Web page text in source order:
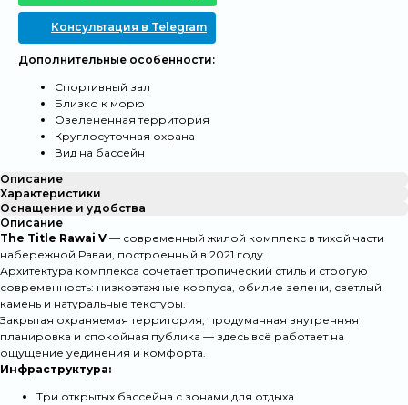
Консультация в Telegram
Дополнительные особенности:
Спортивный зал
Близко к морю
Озелененная территория
Круглосуточная охрана
Вид на бассейн
Описание
Характеристики
Оснащение и удобства
Описание
The Title Rawai V — современный жилой комплекс в тихой части
набережной Раваи, построенный в 2021 году.
Архитектура комплекса сочетает тропический стиль и строгую
современность: низкоэтажные корпуса, обилие зелени, светлый
камень и натуральные текстуры.
Закрытая охраняемая территория, продуманная внутренняя
планировка и спокойная публика — здесь всё работает на
ощущение уединения и комфорта.
Инфраструктура:
Три открытых бассейна с зонами для отдыха